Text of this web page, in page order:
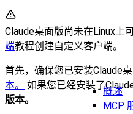
概述
MCP
Claude桌面版尚未在Linux上
端教程创建自定义客户端。
首先，确保您已安装Claude桌
本。
如果您已经安装了
版本。